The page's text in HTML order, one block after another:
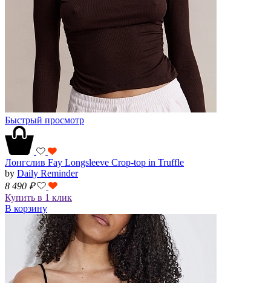
Быстрый просмотр
Лонгслив Fay Longsleeve Crop-top in Truffle
by Daily Reminder
8 490 ₽
Купить в 1 клик
В корзину